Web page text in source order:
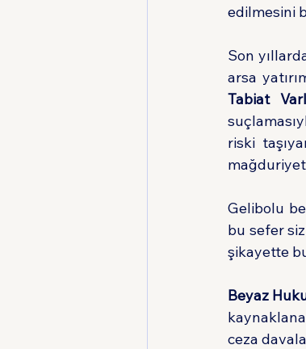
edilmesini
Son
arsa
Tabiat
riski
Gelibolu
bu sefer
şikayette
Beyaz
ceza